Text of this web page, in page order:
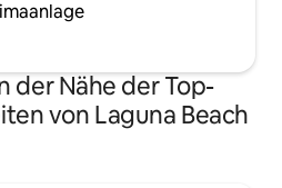
der Nähe der Top-
von Laguna Beach